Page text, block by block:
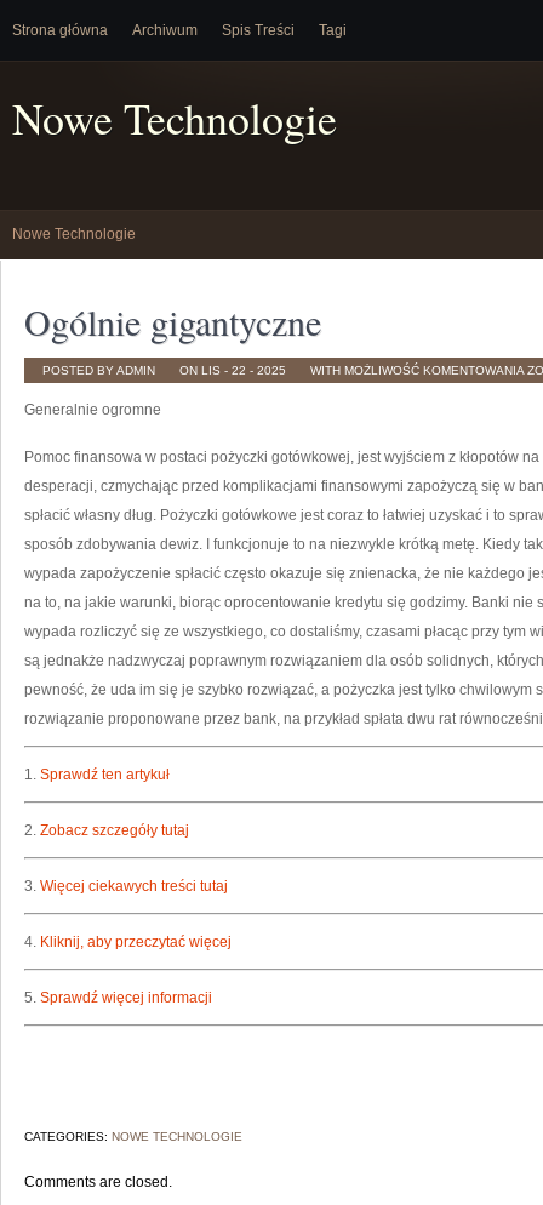
Strona główna Archiwum Spis Treści Tagi
Nowe Technologie
Nowe Technologie
Ogólnie gigantyczne
POSTED BY ADMIN ON LIS - 22 - 2025 WITH MOŻLIWOŚĆ KOMENTOWANIA
Generalnie ogromne
Pomoc finansowa w postaci pożyczki gotówkowej, jest wyjściem z kłopotów
desperacji, czmychając przed komplikacjami finansowymi zapożyczą się w
spłacić własny dług. Pożyczki gotówkowe jest coraz to łatwiej uzyskać i to
sposób zdobywania dewiz. I funkcjonuje to na niezwykle krótką metę. Kiedy
wypada zapożyczenie spłacić często okazuje się znienacka, że nie każdego
na to, na jakie warunki, biorąc oprocentowanie kredytu się godzimy. Banki nie
wypada rozliczyć się ze wszystkiego, co dostaliśmy, czasami płacąc przy tym
są jednakże nadzwyczaj poprawnym rozwiązaniem dla osób solidnych,
pewność, że uda im się je szybko rozwiązać, a pożyczka jest tylko chwilowym
rozwiązanie proponowane przez bank, na przykład spłata dwu rat
1. Sprawdź ten artykuł
2. Zobacz szczegóły tutaj
3. Więcej ciekawych treści tutaj
4. Kliknij, aby przeczytać więcej
5. Sprawdź więcej informacji
CATEGORIES: NOWE TECHNOLOGIE
Comments are closed.